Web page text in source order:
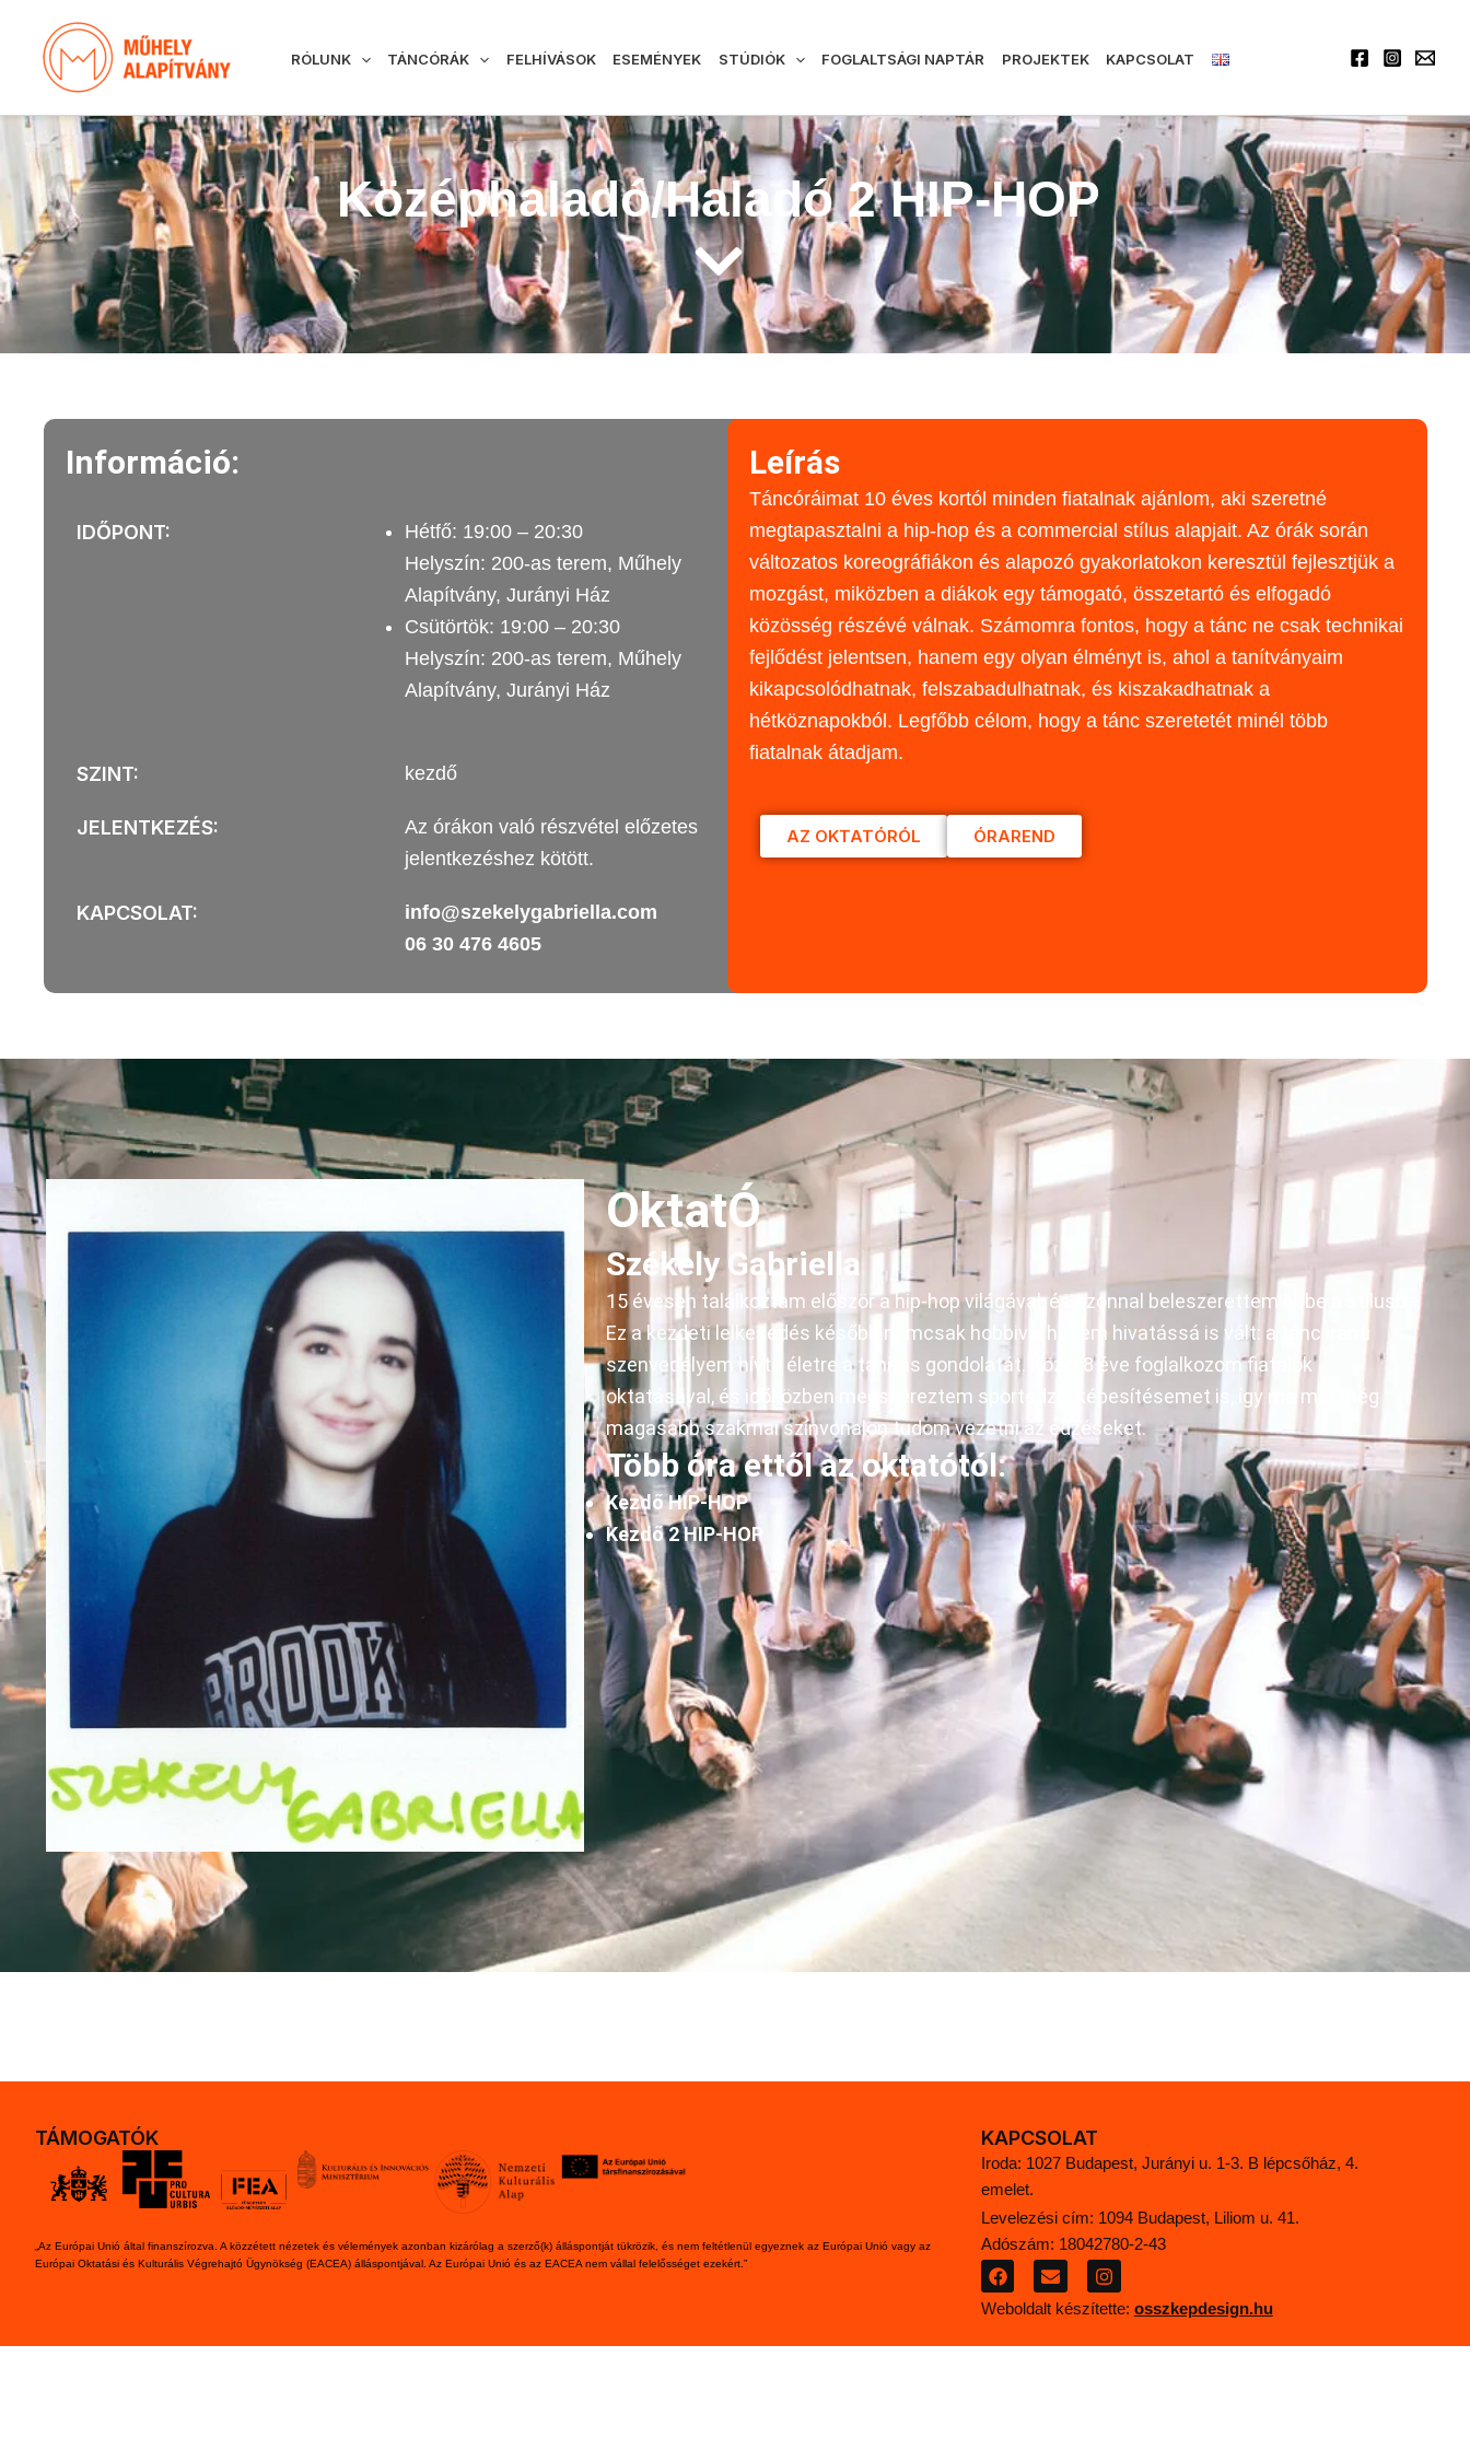
content
RÓLUNK TÁNCÓRÁK FELHÍVÁSOK ESEMÉNYEK STÚDIÓK FOGLALTSÁGI NAPTÁR PROJEKTEK KAPCSOLAT
Középhaladó/Haladó 2 HIP-HOP
Információ:
IDŐPONT:
Hétfő: 19:00 – 20:30
Helyszín: 200-as terem, Műhely
Alapítvány, Jurányi Ház
Csütörtök: 19:00 – 20:30
Helyszín: 200-as terem, Műhely
Alapítvány, Jurányi Ház
SZINT: kezdő
JELENTKEZÉS:
Az órákon való részvétel előzetes
jelentkezéshez kötött.
KAPCSOLAT:
info@szekelygabriella.com
06 30 476 4605
Leírás
Táncóráimat 10 éves kortól minden fiatalnak ajánlom, aki szeretné
megtapasztalni a hip-hop és a commercial stílus alapjait. Az órák során
változatos koreográfiákon és alapozó gyakorlatokon keresztül fejlesztjük a
mozgást, miközben a diákok egy támogató, összetartó és elfogadó
közösség részévé válnak. Számomra fontos, hogy a tánc ne csak technikai
fejlődést jelentsen, hanem egy olyan élményt is, ahol a tanítványaim
kikapcsolódhatnak, felszabadulhatnak, és kiszakadhatnak a
hétköznapokból. Legfőbb célom, hogy a tánc szeretetét minél több
fiatalnak átadjam.
AZ OKTATÓRÓL ÓRAREND
OktatÓ
Székely Gabriella
15 évesen találkoztam először a hip-hop világával, és azonnal beleszerettem ebbe a stílusba.
Ez a kezdeti lelkesedés később nemcsak hobbivá, hanem hivatássá is vált: a tánc iránti
szenvedélyem hívta életre a tanítás gondolatát. Közel 8 éve foglalkozom fiatalok
oktatásával, és időközben megszereztem sportedzői képesítésemet is, így ma már még
magasabb szakmai színvonalon tudom vezetni az edzéseket.
Több óra ettől az oktatótól:
Kezdő HIP-HOP
Kezdő 2 HIP-HOP
TÁMOGATÓK
„Az Európai Unió által finanszírozva. A közzétett nézetek és vélemények azonban kizárólag a szerző(k) álláspontját tükrözik, és nem feltétlenül egyeznek az Európai Unió vagy az
Európai Oktatási és Kulturális Végrehajtó Ügynökség (EACEA) álláspontjával. Az Európai Unió és az EACEA nem vállal felelősséget ezekért.”
KAPCSOLAT
Iroda: 1027 Budapest, Jurányi u. 1-3. B lépcsőház, 4.
emelet.
Levelezési cím: 1094 Budapest, Liliom u. 41.
Adószám: 18042780-2-43
F
a
c
b
E
n
v
l
I
n
s
a
Weboldalt készítette: osszkepdesign.hu